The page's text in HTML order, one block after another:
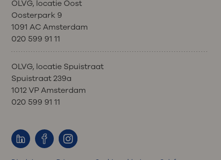
OLVG, locatie Oost
Oosterpark 9
1091 AC Amsterdam
020 599 91 11
OLVG, locatie Spuistraat
Spuistraat 239a
1012 VP Amsterdam
020 599 91 11